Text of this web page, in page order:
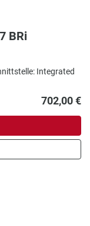
BRi
Integrated
702,00 €